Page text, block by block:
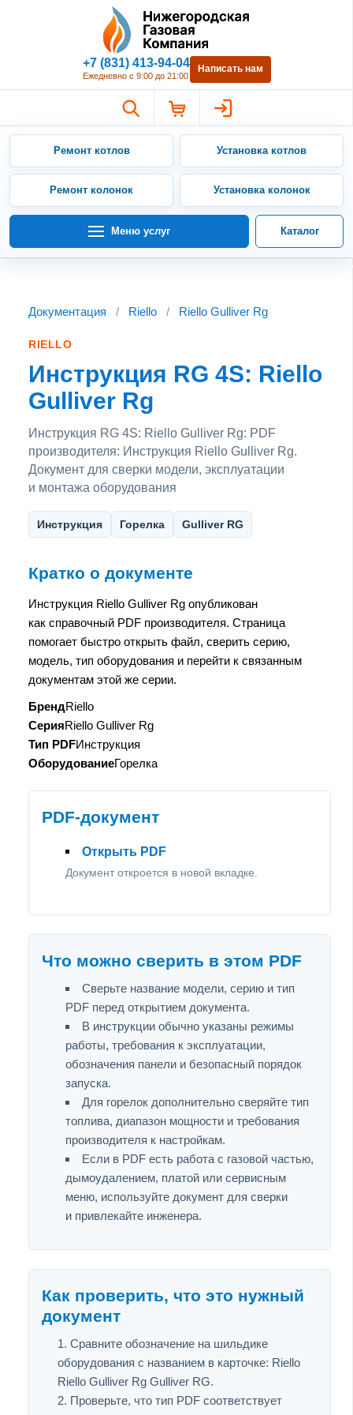
Нижегородская Газовая
+7 (831) 413-94-04
Ежедневно с 9:00 до 21:00
Написать нам
Ремонт котлов Установка котлов
Ремонт колонок Установка колонок
Меню услуг Каталог
Документация / Riello / Riello Gulliver Rg
RIELLO
Инструкция RG 4S: Riello
Gulliver Rg
Инструкция RG 4S: Riello Gulliver Rg: PDF
производителя: Инструкция Riello Gulliver Rg.
Документ для сверки модели, эксплуатации
и монтажа оборудования
Инструкция Горелка Gulliver RG
Кратко о документе
Инструкция Riello Gulliver Rg опубликован
как справочный PDF производителя. Страница
помогает быстро открыть файл, сверить серию,
модель, тип оборудования и перейти к связанным
документам этой же серии.
БрендRiello
СерияRiello Gulliver Rg
Тип PDFИнструкция
ОборудованиеГорелка
PDF-документ
Открыть PDF
Документ откроется в новой вкладке.
Что можно сверить в этом PDF
Сверьте название модели, серию и тип
PDF перед открытием документа.
В инструкции обычно указаны режимы
работы, требования к эксплуатации,
обозначения панели и безопасный порядок
запуска.
Для горелок дополнительно сверяйте тип
топлива, диапазон мощности и требования
производителя к настройкам.
Если в PDF есть работа с газовой частью,
дымоудалением, платой или сервисным
меню, используйте документ для сверки
и привлекайте инженера.
Как проверить, что это нужный
документ
Сравните обозначение на шильдике
оборудования с названием в карточке: Riello
Riello Gulliver Rg Gulliver RG.
Проверьте, что тип PDF соответствует